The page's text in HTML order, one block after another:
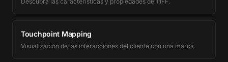
Touchpoint Mapping
Visualización de las interacciones del cliente con una marca.